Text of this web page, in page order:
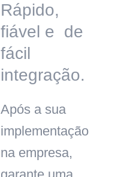
Rápido,
fiável e de
fácil
integração.
Após a sua
implementação
na empresa,